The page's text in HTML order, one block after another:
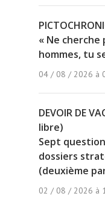
« Ne cherche
hommes, tu
04 / 08 / 2026 à
DEVOIR DE
libre)
Sept
dossiers
(deuxième
02 / 08 / 2026 à